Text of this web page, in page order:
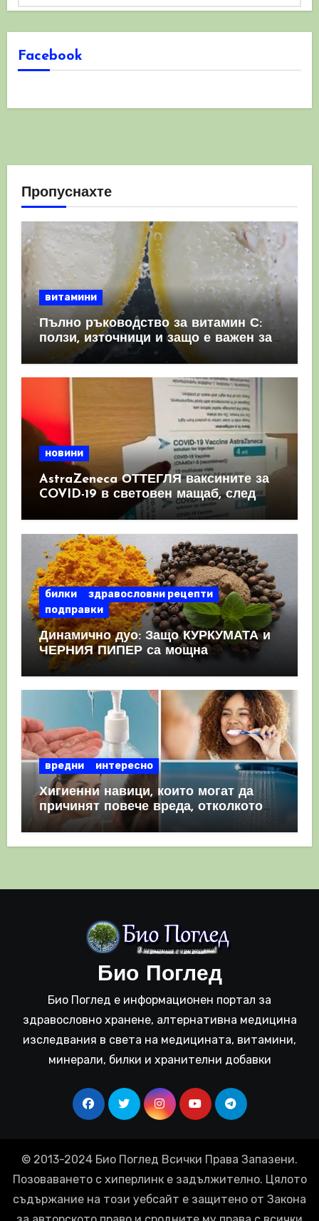
Facebook
Пропуснахте
витамини
Пълно ръководство за витамин С:
ползи, източници и защо е важен за
имунната система
новини
AstraZeneca ОТТЕГЛЯ ваксините за
COVID-19 в световен мащаб, след
като призна, че те причиняват
билки
здравословни рецепти
подправки
Динамично дуо: Защо КУРКУМАТА и
ЧЕРНИЯ ПИПЕР са мощна
комбинация
вредни интересно
Хигиенни навици, които могат да
причинят повече вреда, отколкото
полза
Био Поглед
Био Поглед е информационен портал за
здравословно хранене, алтернативна медицина
изследвания в света на медицината, витамини,
минерали, билки и хранителни добавки
© 2013-2024 Био Поглед Всички Права Запазени.
Позоваването с хиперлинк е задължително. Цялото
съдържание на този уебсайт е защитено от Закона